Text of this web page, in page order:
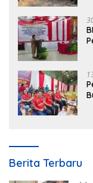
Berita Terbaru